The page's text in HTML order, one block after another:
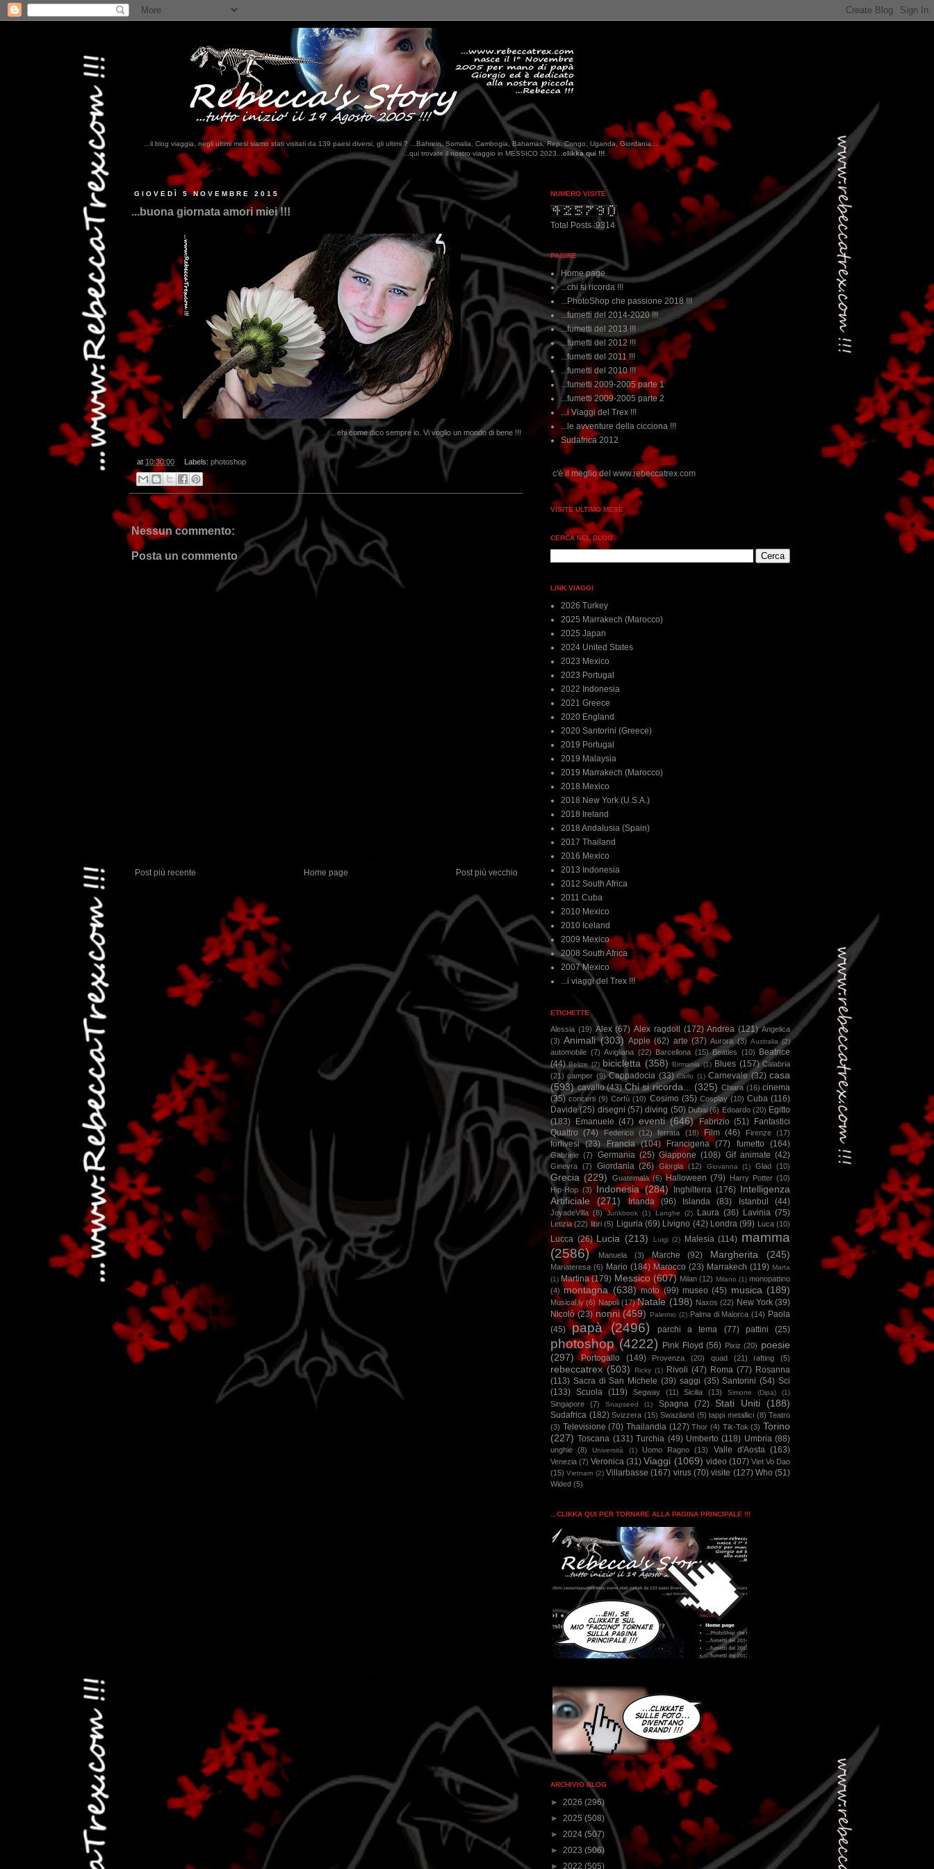
...il blog viaggia, negli ultimi mesi siamo stati visitati da 139 paesi diversi, gli ultimi ? ...Bahrein, Somalia, Cambogia, Bahamas, Rep. Congo, Uganda, Giordania...
...qui trovate il nostro viaggio in MESSICO 2023...clikka qui !!!
GIOVEDÌ 5 NOVEMBRE 2015
...buona giornata amori miei !!!
...ehi come dico sempre io. Vi voglio un mondo di bene !!!
at 10:30:00 Labels: photoshop
Nessun commento:
Posta un commento
Post più recente Post più vecchio
Home page
NUMERO VISITE
Total Posts :9314
PAGINE
Home page
...chi si ricorda !!!
...PhotoShop che passione 2018 !!!
...fumetti del 2014-2020 !!!
...fumetti del 2013 !!!
...fumetti del 2012 !!!
...fumetti del 2011 !!!
...fumetti del 2010 !!!
...fumetti 2009-2005 parte 1
...fumetti 2009-2005 parte 2
...i Viaggi del Trex !!!
...le avventure della cicciona !!!
Sudafrica 2012
...dai non perdere tempo, clikka "qui", c'è il meglio del www.rebeccatrex.com
VISITE ULTIMO MESE
CERCA NEL BLOG
LINK VIAGGI
2026 Turkey
2025 Marrakech (Marocco)
2025 Japan
2024 United States
2023 Mexico
2023 Portugal
2022 Indonesia
2021 Greece
2020 England
2020 Santorini (Greece)
2019 Portugal
2019 Malaysia
2019 Marrakech (Marocco)
2018 Mexico
2018 New York (U.S.A.)
2018 Ireland
2018 Andalusia (Spain)
2017 Thailand
2016 Mexico
2013 Indonesia
2012 South Africa
2011 Cuba
2010 Mexico
2010 Iceland
2009 Mexico
2008 South Africa
2007 Mexico
...i viaggi del Trex !!!
ETICHETTE
Alessia (19) Alex (67) Alex ragdoll (172) Andrea (121) Angelica
(3) Animali (303) Apple (62) arte (37) Aurora (3) Australia (2)
automobile (7) Avigliana (22) Barcellona (15) Beatles (10)
Beatrice
(44) Belize (2) bicicletta (358) Birmania (1) Blues (157) Calabria
(21) camper (9) Cappadocia (33) Carlo (1) Carnevale (32) casa
(593) cavallo (43) Chi si ricorda... (325) Chiara (16) cinema
(35) concerti (9) Corfù (10) Cosimo (35) Cosplay (10) Cuba (116)
Davide (25) disegni (57) diving (50) Dubai (6) Edoardo (20) Egitto
(183)
Emanuele (47) eventi (646) Fabrizio (51)
Fantastici
Quattro (74) Federico (12) ferrata (18) Film (46) Firenze (17)
forlivesi (23) Francia (104) Francigena (77) fumetto (164)
Gabriele (7) Germania (25) Giappone (108) Gif animate (42)
Ginevra (7) Giordania (26) Giorgia (12) Giovanna (1) Glad (10)
Grecia (229) Guatemala (6) Halloween (79) Harry Potter (10)
Hip-Hop (3) Indonesia (284) Inghilterra (176) Intelligenza
Artificiale
(271) Irlanda (96) Islanda (83) Istanbul (44)
JoyadeVilla (8) Junkbook (1) Langhe (2) Laura (36) Lavinia (75)
Letizia (22) libri (5) Liguria (69) Livigno (42) Londra (99) Luca (10)
Lucca (26) Lucia (213) Luigi (2) Malesia (114) mamma
(2586)
Manuela (3) Marche (92) Margherita (245)
Mariateresa (6) Mario (184) Marocco (23) Marrakech (119) Marta
(1) Martina (179) Messico (607) Milan (12) Milano (1) monopattino
(4) montagna (638) moto (99) museo (45) musica (189)
Musical.ly (6) Napoli (17) Natale (198) Naxos (22) New York (39)
Nicolò (23) nonni (459) Palermo (2) Palma di Maiorca (14) Paola
(45)
papà (2496) parchi a tema (77) pattini (25)
photoshop (4222) Pink Floyd (56) Pixiz (20) poesie
(297)
Portogallo (149) Provenza (20) quad (21) rafting (5)
rebeccatrex (503) Ricky (1) Rivoli (47) Roma (77) Rosanna
(113) Sacra di San Michele (39) saggi (35) Santorini (54) Sci
(133) Scuola (119) Segway (11) Sicilia (13) Simone (Dipa) (1)
Singapore (7) Snapseed (1) Spagna (72) Stati Uniti (188)
Sudafrica (182) Svizzera (15) Swaziland (5) tappi metallici (8) Teatro
(3) Televisione (70) Thailandia (127) Thor (4) Tik-Tok (3) Torino
(227) Toscana (131) Turchia (49) Umberto (118) Umbria (88)
unghie (8) Università (1) Uomo Ragno (13) Valle d'Aosta (163)
Venezia (7) Veronica (31) Viaggi (1069) video (107) Viet Vo Dao
(15) Vietnam (2) Villarbasse (167) virus (70) visite (127) Who (51)
Wided (5)
...CLIKKA QUI PER TORNARE ALLA PAGINA PRINCIPALE !!!
ARCHIVIO BLOG
► 2026 (296)
► 2025 (508)
► 2024 (507)
► 2023 (506)
► 2022 (505)